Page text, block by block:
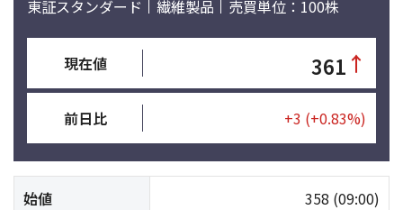
東証スタンダード 繊維製品 売買単位：100株
現在値 361 ↑
前日比 +3 (+0.83%)
始値 358 (09:00)